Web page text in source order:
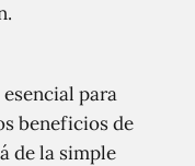
para
beneficios de
de la simple